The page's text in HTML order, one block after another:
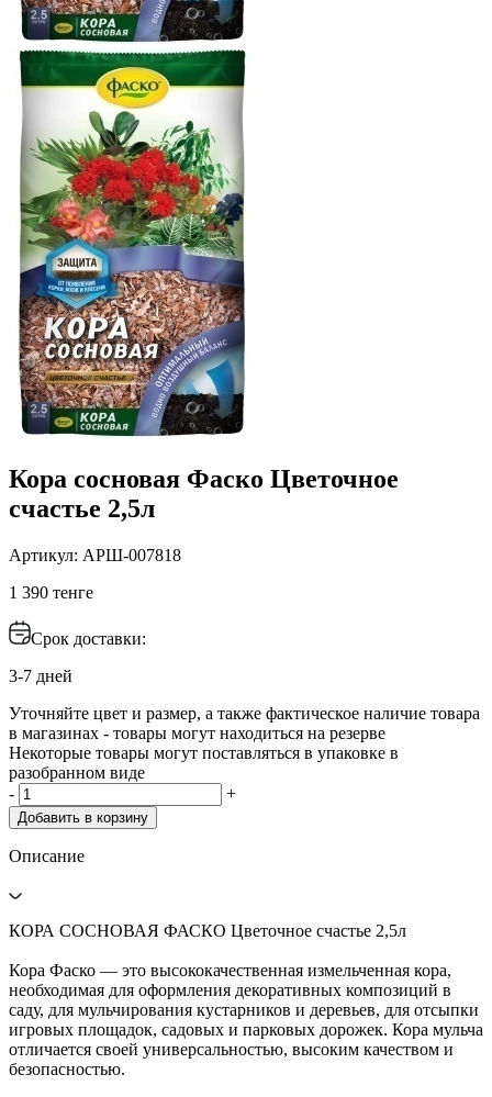
Кора сосновая Фаско Цветочное
счастье 2,5л
Артикул: АРШ-007818
1 390 тенге
Срок доставки:
3-7 дней
Уточняйте цвет и размер, а также фактическое наличие товара
в магазинах - товары могут находиться на резерве
Некоторые товары могут поставляться в упаковке в
разобранном виде
-
+
Добавить в корзину
Описание
КОРА СОСНОВАЯ ФАСКО Цветочное счастье 2,5л
Кора Фаско — это высококачественная измельченная кора,
необходимая для оформления декоративных композиций в
саду, для мульчирования кустарников и деревьев, для отсыпки
игровых площадок, садовых и парковых дорожек. Кора мульча
отличается своей универсальностью, высоким качеством и
безопасностью.